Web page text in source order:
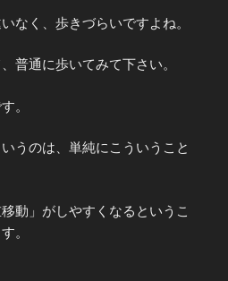
なく、歩きづらいですよね。
普通に歩いてみて下さい。
。
うのは、単純にこういうこと
動」がしやすくなるというこ
。